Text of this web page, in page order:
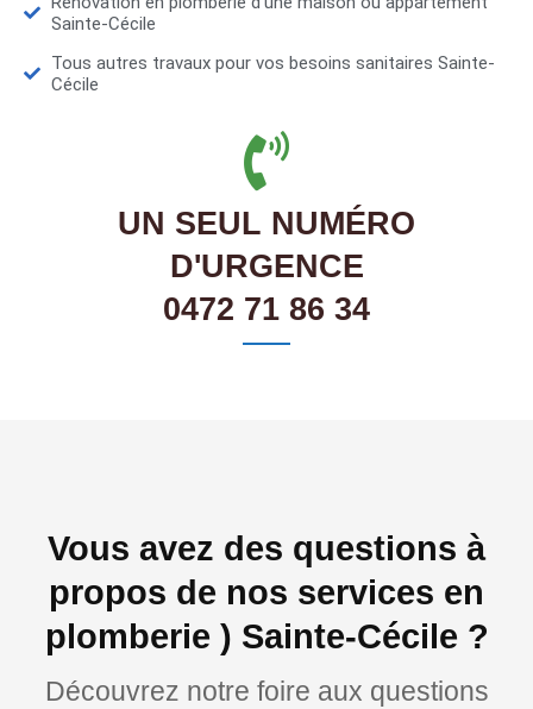
Sainte-Cécile
Tous autres travaux pour vos besoins sanitaires Sainte-
Cécile
UN SEUL NUMÉRO
D'URGENCE
0472 71 86 34
Vous avez des questions à
propos de nos services en
plomberie ) Sainte-Cécile ?
Découvrez notre foire aux questions